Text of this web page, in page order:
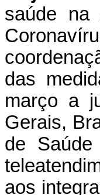
saúde na
das
março a
Gerais,
de
aos